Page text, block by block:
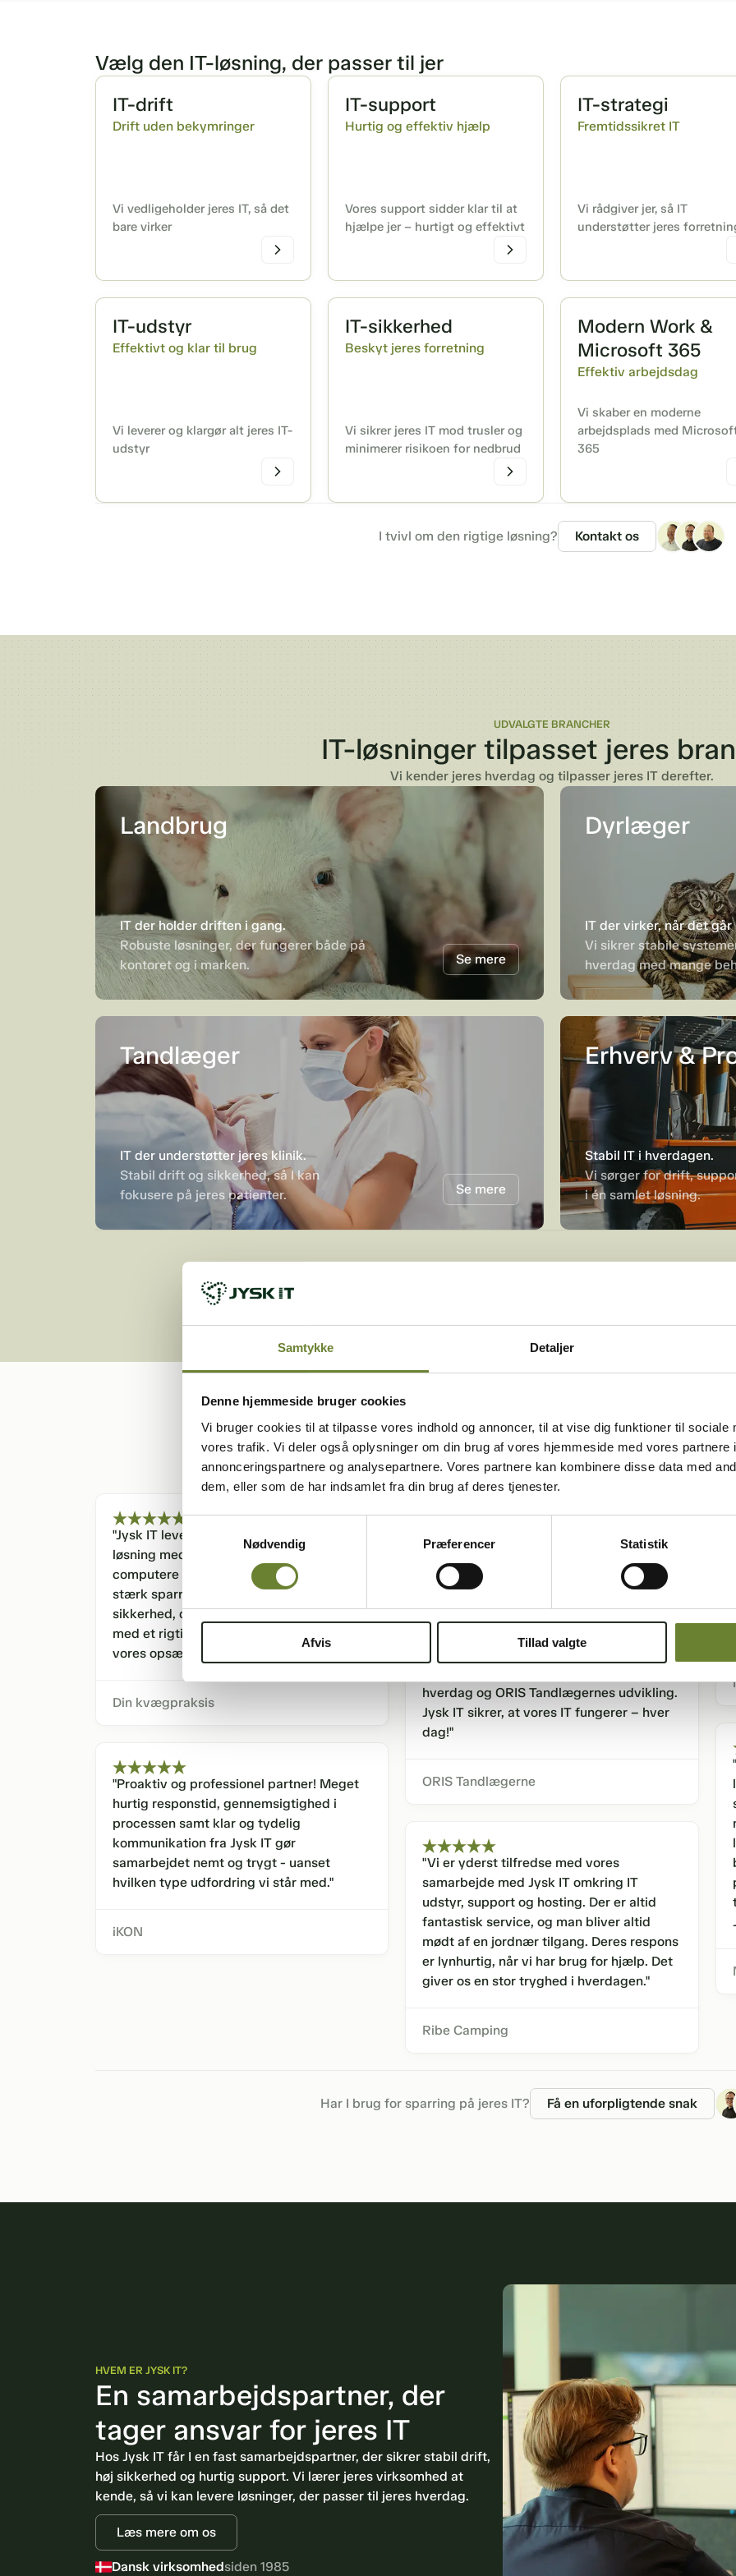
Samtykke Detaljer
Denne hjemmeside bruger cookies
Vi bruger cookies til at tilpasse vores indhold og annoncer, til at vise dig funktioner til sociale
vores trafik. Vi deler også oplysninger om din brug af vores hjemmeside med vores partnere
annonceringspartnere og analysepartnere. Vores partnere kan kombinere disse data med
dem, eller som de har indsamlet fra din brug af deres tjenester.
Samtykkevalg
Nødvendig
Præferencer Statistik
Afvis Tillad valgte
Vælg den IT-løsning, der passer til jer
IT-drift
Drift uden bekymringer
Vi vedligeholder jeres IT, så det
bare virker
IT-support
Hurtig og effektiv hjælp
Vores support sidder klar til at
hjælpe jer – hurtigt og effektivt
IT-strategi
Fremtidssikret IT
Vi rådgiver jer, så IT
understøtter jeres
IT-udstyr
Effektivt og klar til brug
Vi leverer og klargør alt jeres IT-
udstyr
IT-sikkerhed
Beskyt jeres forretning
Vi sikrer jeres IT mod trusler og
minimerer risikoen for nedbrud
Modern Work &
Microsoft 365
Effektiv arbejdsdag
Vi skaber en moderne
arbejdsplads med
365
I tvivl om den rigtige løsning? Kontakt os
UDVALGTE BRANCHER
IT-løsninger tilpasset jeres
Vi kender jeres hverdag og tilpasser jeres IT derefter.
Landbrug
IT der holder driften i gang.
Robuste løsninger, der fungerer både på
kontoret og i marken.
Se mere
Dyrlæger
IT der virker, når det
Vi sikrer stabile
hverdag med mange
Tandlæger
IT der understøtter jeres klinik.
Stabil drift og sikkerhed, så I kan
fokusere på jeres patienter.
Se mere
Erhverv &
Stabil IT i hverdagen.
Vi sørger for drift,
i én samlet løsning.
Dansk virksomhed
siden 1985
KUNDEUDTALELSER
Det siger vores kunder
"Jysk IT leverer vores hardware og M365-
løsning med imponerende effektivitet –
computere typisk fra dag til dag. De er en
stærk sparringspartner inden for IT-
sikkerhed, og supporten er let tilgængelig
med et rigtigt menneske bag, der kender
vores opsætning."
Din kvægpraksis
bidrager med både stabil drift og
professionel sparring og en
supportfunktion, der fungerer i praksis. De
har en god forståelse for vores klinikker,
hverdag og ORIS Tandlægernes udvikling.
Jysk IT sikrer, at vores IT fungerer – hver
dag!"
ORIS Tandlægerne
"Proaktiv og professionel partner! Meget
hurtig responstid, gennemsigtighed i
processen samt klar og tydelig
kommunikation fra Jysk IT gør
samarbejdet nemt og trygt - uanset
hvilken type udfordring vi står med."
iKON
"Vi er yderst tilfredse med vores
samarbejde med Jysk IT omkring IT
udstyr, support og hosting. Der er altid
fantastisk service, og man bliver altid
mødt af en jordnær tilgang. Deres respons
er lynhurtig, når vi har brug for hjælp. Det
giver os en stor tryghed i hverdagen."
Ribe Camping
Har I brug for sparring på jeres IT? Få en uforpligtende snak
HVEM ER JYSK IT?
En samarbejdspartner, der
tager ansvar for jeres IT
Hos Jysk IT får I en fast samarbejdspartner, der sikrer stabil drift,
høj sikkerhed og hurtig support. Vi lærer jeres virksomhed at
kende, så vi kan levere løsninger, der passer til jeres hverdag.
Læs mere om os
Dansk virksomhedsiden 1985
CertificeretMicrosoft Solutions Partner
3500+ virksomheder
Dansk virksomhedsiden 1985